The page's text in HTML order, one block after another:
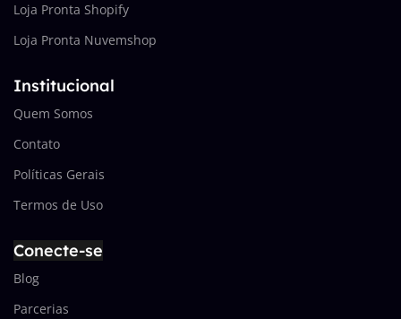
Loja Pronta Shopify
Loja Pronta Nuvemshop
Institucional
Quem Somos
Contato
Políticas Gerais
Termos de Uso
Conecte-se
Blog
Parcerias